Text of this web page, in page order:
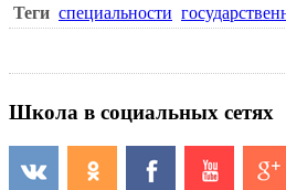
Теги специальности
Школа в социальных сетях